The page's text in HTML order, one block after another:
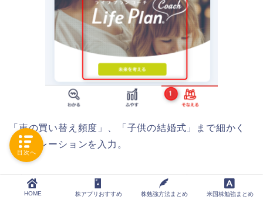
「車の買い替え頻度」、「子供の結婚式」まで細かく
シミュレーションを入力。
年齢別のキャッシュフローとグラフを確認することが
できます。
HOME 株アプリおすすめ 株勉強方法まとめ 米国株勉強まとめ
目次へ